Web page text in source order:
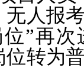
人报
”再
转为